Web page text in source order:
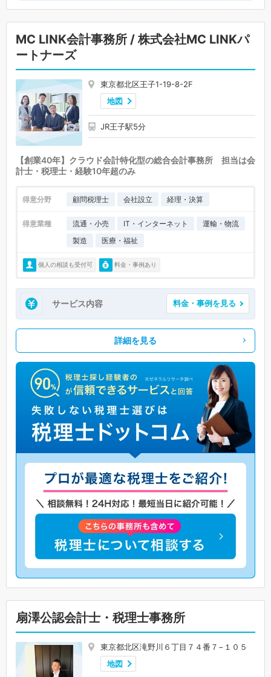
MC LINK会計事務所 / 株式会社MC LINKパ
ートナーズ
東京都北区王子1-19-8-2F
地図
JR王子駅5分
【創業40年】クラウド会計特化型の総合会計事務所 担当は会
計士・税理士・経験10年超のみ
得意分野 顧問税理士 会社設立 経理・決算
得意業種 流通・小売 IT・インターネット
運輸・物流
製造
医療・福祉
個人の相談も受付可 料金・事例あり
サービス内容 料金・事例を見る
詳細を見る
扇澤公認会計士・税理士事務所
東京都北区滝野川６丁目７４番７−１０５
地図